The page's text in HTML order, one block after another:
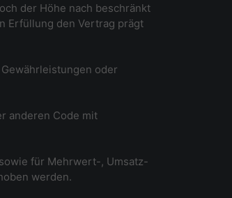
der Höhe nach beschränkt
Erfüllung den Vertrag prägt
oder
anderen Code mit
für Mehrwert-, Umsatz-
werden.